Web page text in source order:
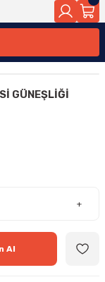
GÜNEŞLİĞİ
+
Al